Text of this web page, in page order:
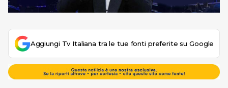
Aggiungi Tv Italiana tra le tue fonti preferite su Google